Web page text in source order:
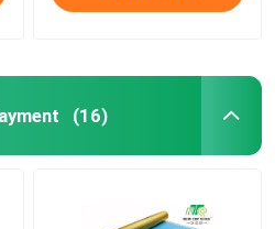
(16)